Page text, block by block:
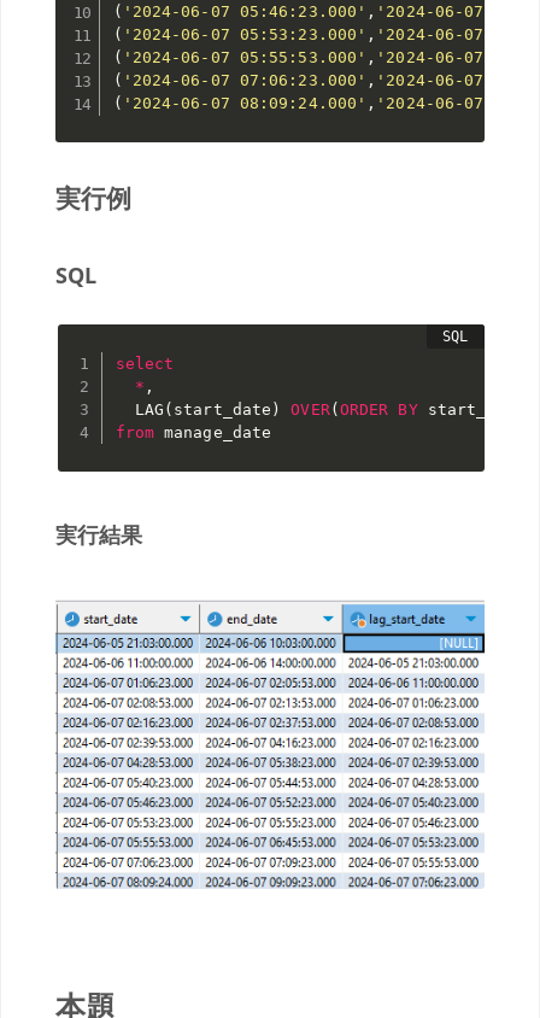
( '2024-06-07 05:46:23.000' , '2024-06-07
( '2024-06-07 05:53:23.000' , '2024-06-07
( '2024-06-07 05:55:53.000' , '2024-06-07
( '2024-06-07 07:06:23.000' , '2024-06-07
( '2024-06-07 08:09:24.000' , '2024-06-07
実行例
SQL
select
* ,
  LAG
( start_date ) OVER ( ORDER BY start_date
from manage_date
実行結果
本題